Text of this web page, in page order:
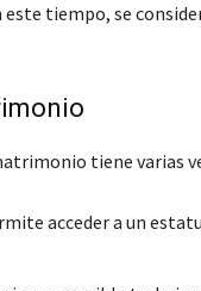
este tiempo, se
tiene varias
acceder a un